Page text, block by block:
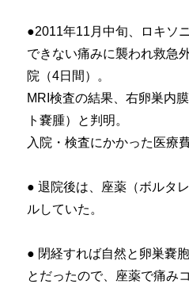
●2011年11月中旬、ロキソ
できない痛みに襲われ救急
院（4日間）。
MRI検査の結果、右卵巣内
ト嚢腫）と判明。
入院・検査にかかった医療
● 退院後は、座薬（ボルタ
ルしていた。
● 閉経すれば自然と卵巣嚢
とだったので、座薬で痛み